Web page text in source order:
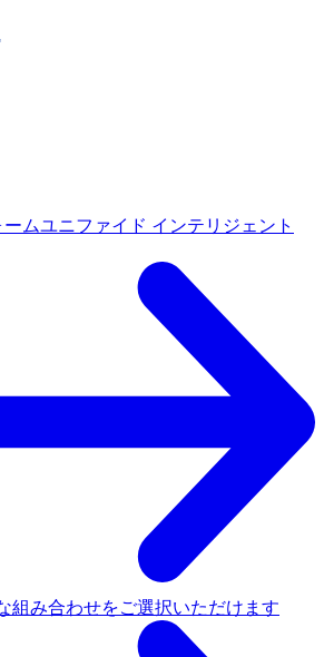
ームユニファイド インテリジェント
組み合わせをご選択いただけます